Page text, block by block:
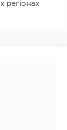
регіонах